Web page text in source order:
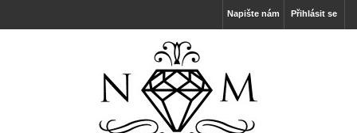
Přihlásit se
Napište nám